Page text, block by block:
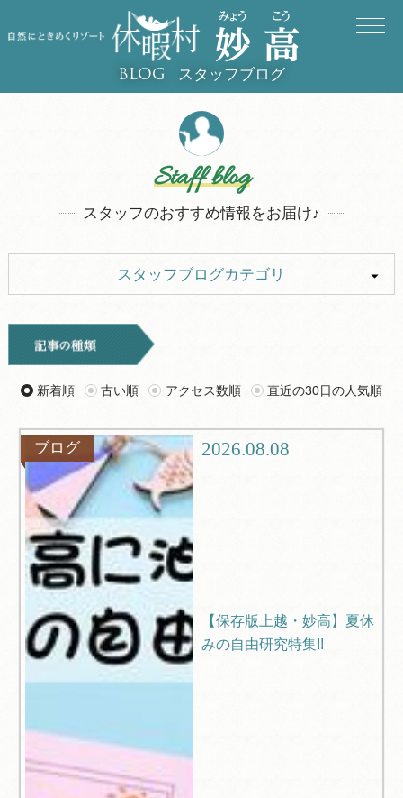
BLOG スタッフブログ
Staff blog
スタッフのおすすめ情報をお届け♪
スタッフブログカテゴリ
イベント
旅行記 ツアー
グルメ
ブログ
新着順 古い順 アクセス数順 直近の30日の人気順
ブログ 2026.08.08
【保存版上越・妙高】夏休
みの自由研究特集!!